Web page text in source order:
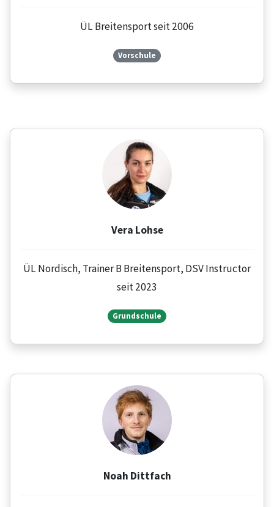
ÜL Breitensport seit 2006
Vorschule
Vera Lohse
ÜL Nordisch, Trainer B Breitensport, DSV Instructor
seit 2023
Grundschule
Noah Dittfach